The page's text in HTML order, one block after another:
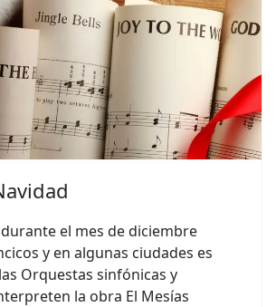
el mes de diciembre
y en algunas ciudades es
Orquestas sinfónicas y
la obra El Mesías